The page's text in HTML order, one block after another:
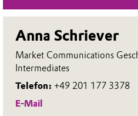
Anna Schriever
Market Communications
Intermediates
Telefon: +49 201 177 3378
E-Mail